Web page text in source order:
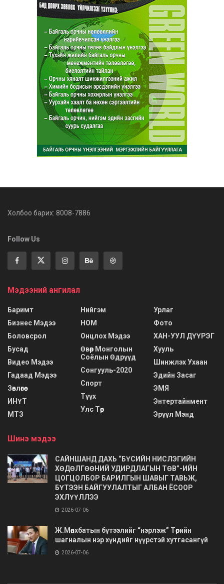
Холбоо барих: 8008-7886
Follow Us
Мэдээний ангилал
Баримт
Бизнес Мэдээ
Боловсрол
Бусад
Видео Мэдээ
Гадаад Мэдээ
Зөвлөгөө
ИНҮТ
МТЗ
Нийгэм
НОМ
Онцлох Мэдээ
Өвөр Монголын
Соёлын Өдрүүд
Сонгууль-2020
Спорт
Түүх
Улс Төр
Урлаг
Фото
ХАН-УУЛ ДҮҮРЭГ
Хууль
Шинжлэх Ухаан
Эдийн Засаг
ЭМЯ
Энтертайнмент
Эрүүл Мэнд
Шинэ мэдээ
САЙНШАНД ДАХЬ “БҮСИЙН НИСЛЭГИЙН
ХӨДӨЛГӨӨНИЙ УДИРДЛАГЫН ТӨВ”-ИЙН
ЦОГЦОЛБОР БАРИЛГЫН ШАВЫГ ТАВЬЖ,
БҮТЭЭН БАЙГУУЛАЛТЫГ АЛБАН ЁСООР
ЭХЛҮҮЛЛЭЭ
2026-07-06
Ж.Мөнхбатын бүтээлийг “нэрлэж” Төрийн
шагналын нэр хүндийг нүүрстэй хутгасангүй
2026-07-06